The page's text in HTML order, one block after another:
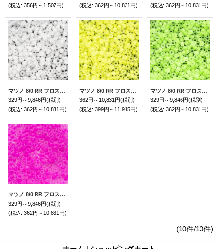
(税込: 356円～1,507円)
(税込: 362円～10,831円)
(税込: 362円～10,831円)
マツノ 8/0 RR フロストルミナス
329円～9,846円(税別)
(税込: 362円～10,831円)
マツノ 8/0 RR フロストルミナス
362円～10,831円(税別)
(税込: 399円～11,915円)
マツノ 8/0 RR フロストルミナス
329円～9,846円(税別)
(税込: 362円～10,831円)
マツノ 8/0 RR フロストルミナス
329円～9,846円(税別)
(税込: 362円～10,831円)
(10件/10件)